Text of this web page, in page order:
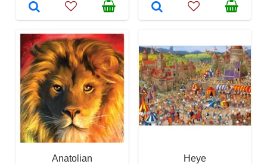
Anatolian
Heye